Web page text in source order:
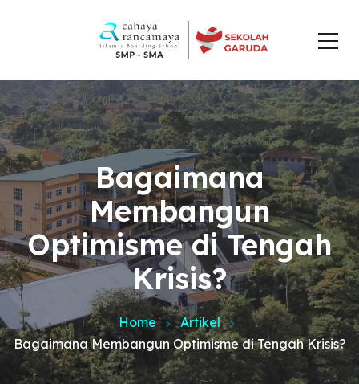
Bagaimana
Membangun
Optimisme di Tengah
Krisis?
Home
Artikel
Bagaimana Membangun Optimisme di Tengah Krisis?